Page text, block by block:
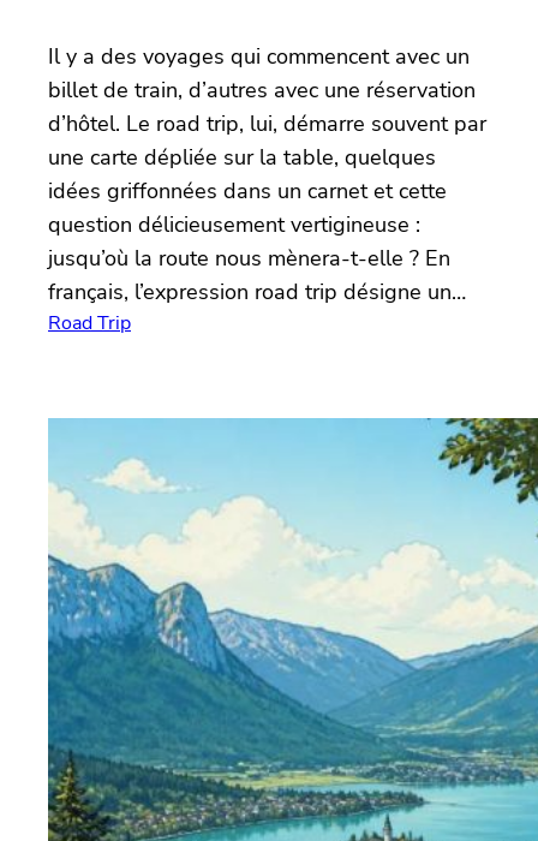
Il y a des voyages qui commencent avec un
billet de train, d’autres avec une réservation
d’hôtel. Le road trip, lui, démarre souvent par
une carte dépliée sur la table, quelques
idées griffonnées dans un carnet et cette
question délicieusement vertigineuse :
jusqu’où la route nous mènera-t-elle ? En
français, l’expression road trip désigne un…
Road Trip